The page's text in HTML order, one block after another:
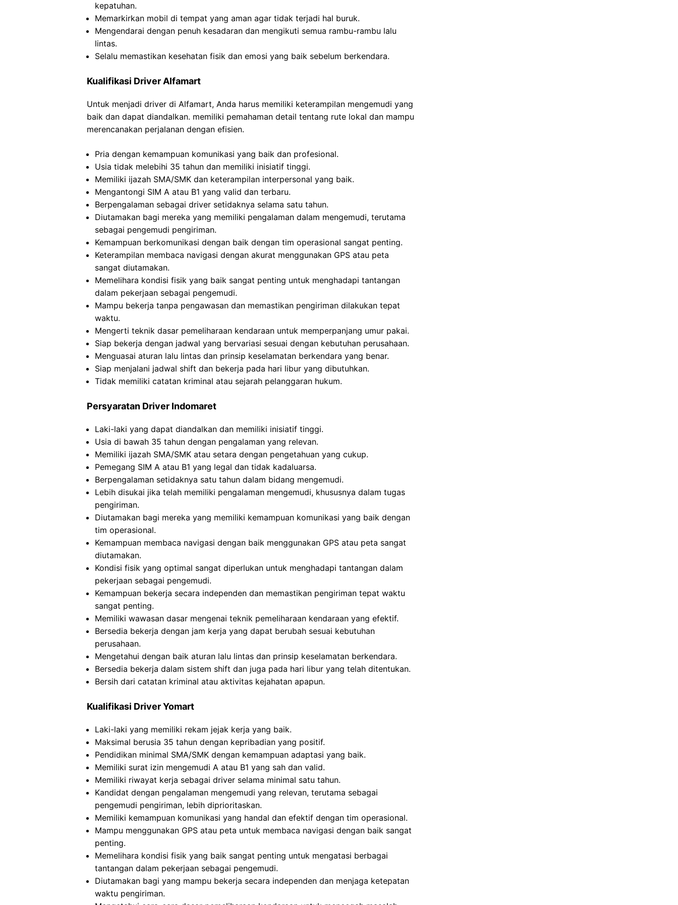
kepatuhan.
Memarkirkan mobil di tempat yang aman agar tidak terjadi hal buruk.
Mengendarai dengan penuh kesadaran dan mengikuti semua rambu-rambu lalu
lintas.
Selalu memastikan kesehatan fisik dan emosi yang baik sebelum berkendara.
Kualifikasi Driver Alfamart
Untuk menjadi driver di Alfamart, Anda harus memiliki keterampilan mengemudi yang
baik dan dapat diandalkan. memiliki pemahaman detail tentang rute lokal dan mampu
merencanakan perjalanan dengan efisien.
Pria dengan kemampuan komunikasi yang baik dan profesional.
Usia tidak melebihi 35 tahun dan memiliki inisiatif tinggi.
Memiliki ijazah SMA/SMK dan keterampilan interpersonal yang baik.
Mengantongi SIM A atau B1 yang valid dan terbaru.
Berpengalaman sebagai driver setidaknya selama satu tahun.
Diutamakan bagi mereka yang memiliki pengalaman dalam mengemudi, terutama
sebagai pengemudi pengiriman.
Kemampuan berkomunikasi dengan baik dengan tim operasional sangat penting.
Keterampilan membaca navigasi dengan akurat menggunakan GPS atau peta
sangat diutamakan.
Memelihara kondisi fisik yang baik sangat penting untuk menghadapi tantangan
dalam pekerjaan sebagai pengemudi.
Mampu bekerja tanpa pengawasan dan memastikan pengiriman dilakukan tepat
waktu.
Mengerti teknik dasar pemeliharaan kendaraan untuk memperpanjang umur pakai.
Siap bekerja dengan jadwal yang bervariasi sesuai dengan kebutuhan perusahaan.
Menguasai aturan lalu lintas dan prinsip keselamatan berkendara yang benar.
Siap menjalani jadwal shift dan bekerja pada hari libur yang dibutuhkan.
Tidak memiliki catatan kriminal atau sejarah pelanggaran hukum.
Persyaratan Driver Indomaret
Laki-laki yang dapat diandalkan dan memiliki inisiatif tinggi.
Usia di bawah 35 tahun dengan pengalaman yang relevan.
Memiliki ijazah SMA/SMK atau setara dengan pengetahuan yang cukup.
Pemegang SIM A atau B1 yang legal dan tidak kadaluarsa.
Berpengalaman setidaknya satu tahun dalam bidang mengemudi.
Lebih disukai jika telah memiliki pengalaman mengemudi, khususnya dalam tugas
pengiriman.
Diutamakan bagi mereka yang memiliki kemampuan komunikasi yang baik dengan
tim operasional.
Kemampuan membaca navigasi dengan baik menggunakan GPS atau peta sangat
diutamakan.
Kondisi fisik yang optimal sangat diperlukan untuk menghadapi tantangan dalam
pekerjaan sebagai pengemudi.
Kemampuan bekerja secara independen dan memastikan pengiriman tepat waktu
sangat penting.
Memiliki wawasan dasar mengenai teknik pemeliharaan kendaraan yang efektif.
Bersedia bekerja dengan jam kerja yang dapat berubah sesuai kebutuhan
perusahaan.
Mengetahui dengan baik aturan lalu lintas dan prinsip keselamatan berkendara.
Bersedia bekerja dalam sistem shift dan juga pada hari libur yang telah ditentukan.
Bersih dari catatan kriminal atau aktivitas kejahatan apapun.
Kualifikasi Driver Yomart
Laki-laki yang memiliki rekam jejak kerja yang baik.
Maksimal berusia 35 tahun dengan kepribadian yang positif.
Pendidikan minimal SMA/SMK dengan kemampuan adaptasi yang baik.
Memiliki surat izin mengemudi A atau B1 yang sah dan valid.
Memiliki riwayat kerja sebagai driver selama minimal satu tahun.
Kandidat dengan pengalaman mengemudi yang relevan, terutama sebagai
pengemudi pengiriman, lebih diprioritaskan.
Memiliki kemampuan komunikasi yang handal dan efektif dengan tim operasional.
Mampu menggunakan GPS atau peta untuk membaca navigasi dengan baik sangat
penting.
Memelihara kondisi fisik yang baik sangat penting untuk mengatasi berbagai
tantangan dalam pekerjaan sebagai pengemudi.
Diutamakan bagi yang mampu bekerja secara independen dan menjaga ketepatan
waktu pengiriman.